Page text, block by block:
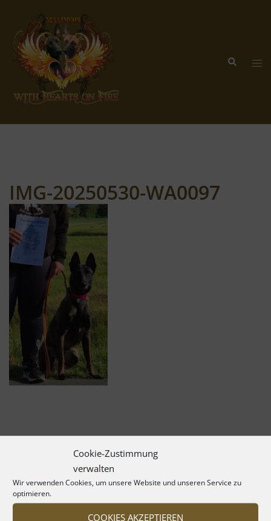
Cookie-Zustimmung
verwalten
Wir verwenden Cookies, um unsere Website und unseren Service zu
optimieren.
COOKIES AKZEPTIEREN
springen
Suche
IMG-20250530-WA0097